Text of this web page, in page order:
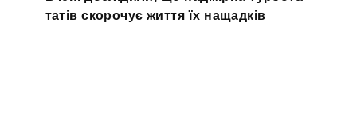
татів скорочує життя їх нащадків